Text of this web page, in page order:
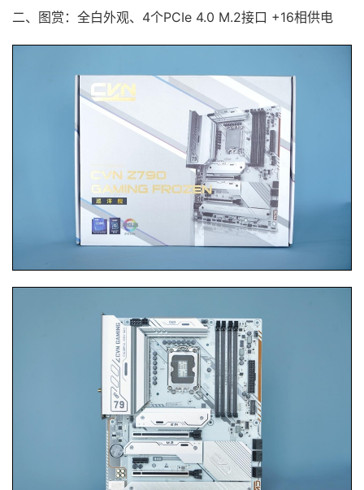
二、图赏：全白外观、4个PCIe 4.0 M.2接口 +16相供电